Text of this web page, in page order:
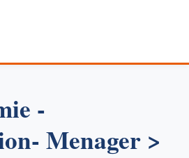
-
Menager >